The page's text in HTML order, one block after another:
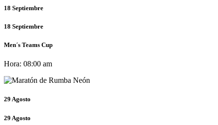
18 Septiembre
18 Septiembre
Men´s Teams Cup
Hora: 08:00 am
29 Agosto
29 Agosto